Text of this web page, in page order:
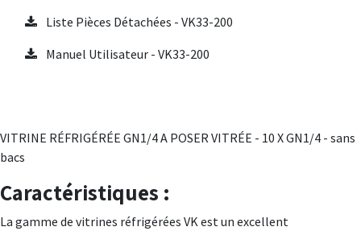
Liste Pièces Détachées - VK33-200
Manuel Utilisateur - VK33-200
VITRINE RÉFRIGÉRÉE GN1/4 A POSER VITRÉE - 10 X GN1/4 - sans
bacs
Caractéristiques :
La gamme de vitrines réfrigérées VK est un excellent